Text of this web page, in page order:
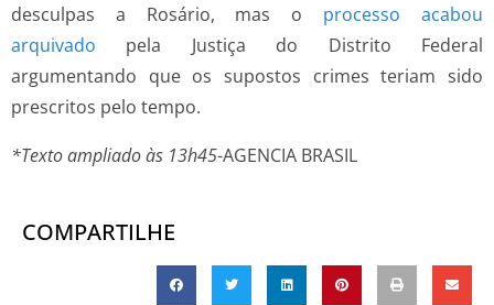
desculpas a Rosário, mas o processo acabou
arquivado pela Justiça do Distrito Federal
argumentando que os supostos crimes teriam sido
prescritos pelo tempo.
*Texto ampliado às 13h45-AGENCIA BRASIL
COMPARTILHE